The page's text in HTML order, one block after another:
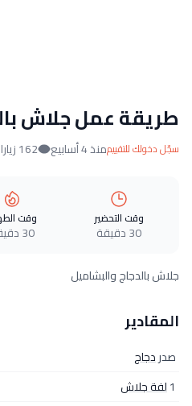
طريقة عمل جلاش
سجّل دخولك للتقييممنذ 4 أسابيع 162 زيارات
وقت التحضير
30 دقيقة
وقت
30 دقيقة
جلاش بالدجاج والبشاميل
المقادير
صدردجاج
1لفة جلاش